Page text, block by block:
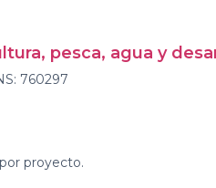
pesca, agua y
760297
proyecto.